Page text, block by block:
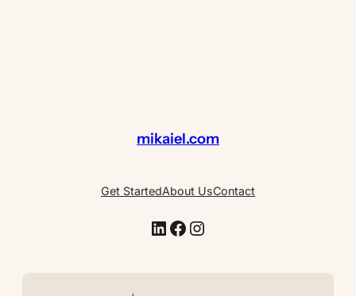
mikaiel.com
Get StartedAbout UsContact
LinkedIn Facebook Instagram